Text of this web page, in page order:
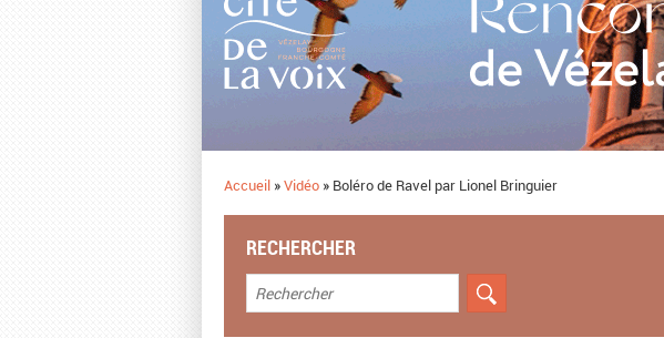
Accueil »Vidéo » Boléro de Ravel par Lionel Bringuier
RECHERCHER